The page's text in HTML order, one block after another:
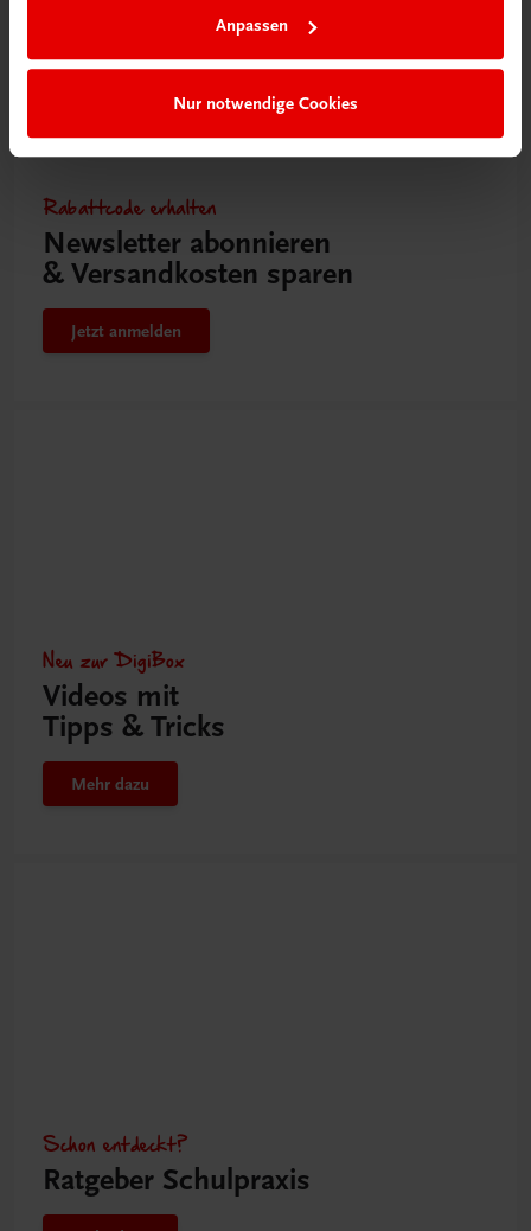
Anpassen
Nur notwendige Cookies
Rabattcode erhalten
Newsletter abonnieren
& Versandkosten sparen
Jetzt anmelden
Neu zur DigiBox
Videos mit
Tipps & Tricks
Mehr dazu
Schon entdeckt?
Ratgeber Schulpraxis